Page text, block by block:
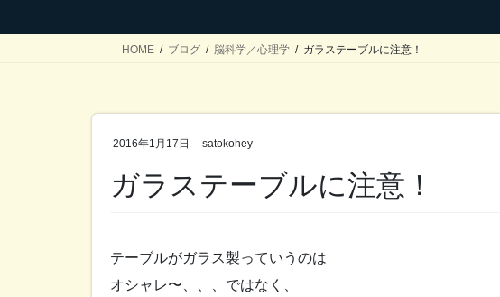
HOME ブログ 脳科学／心理学 ガラステーブルに注意！
2016年1月17日 satokohey
ガラステーブルに注意！
テーブルがガラス製っていうのは
オシャレ〜、、、ではなく、